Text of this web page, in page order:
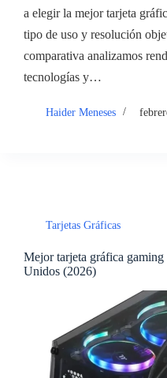
a elegir la mejor tarjeta
tipo de uso y resolución
comparativa analizamos
tecnologías y…
Haider Meneses
Tarjetas Gráficas
Mejor tarjeta gráfica gaming
Unidos (2026)